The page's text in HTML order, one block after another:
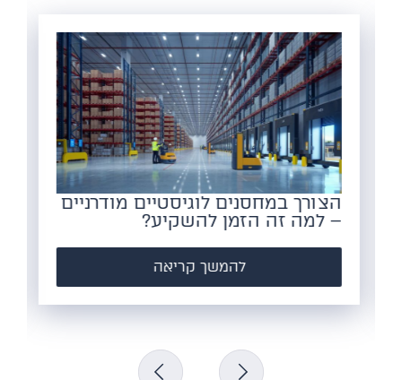
הצורך במחסנים לוגיסטיים מודרניים
– למה זה הזמן להשקיע?
להמשך קריאה